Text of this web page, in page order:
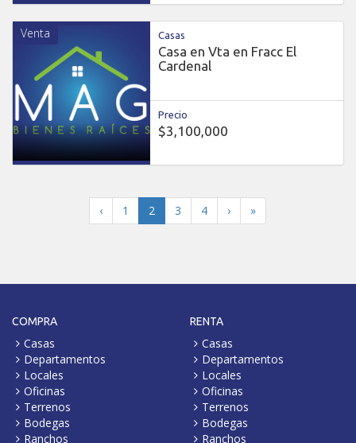
Venta Casas
Casa en Vta en Fracc El
Cardenal
Precio
$3,100,000
‹ 1 2 (current)
3 4 › »
COMPRA
Casas
Departamentos
Locales
Oficinas
Terrenos
Bodegas
Ranchos
RENTA
Casas
Departamentos
Locales
Oficinas
Terrenos
Bodegas
Ranchos